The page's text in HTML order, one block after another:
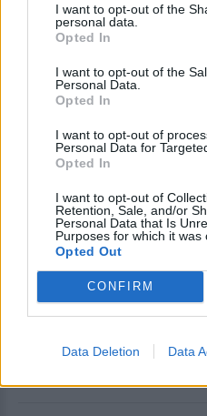
I want to opt-out of the
personal data.
Opted In
I want to opt-out of the
Personal Data.
Opted In
I want to opt-out of
Personal Data for
Opted In
I want to opt-out of
Retention, Sale, and/or
Personal Data that Is
Purposes for which it was
Opted Out
CONFIRM
Data Deletion Data